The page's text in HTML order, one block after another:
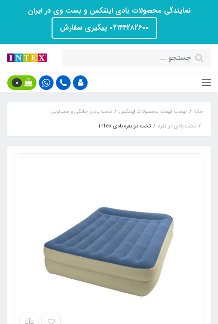
نمایندگی محصولات بادی اینتکس و بست وی در ایران
۰۲۱۴۴۲۸۲۶۰۰ پیگیری سفارش
0
خانه لیست قیمت محصولات اینتکس
تخت بادی خانگی و مسافرتی
تخت بادی دو نفره
تخت دو نفره بادی intex